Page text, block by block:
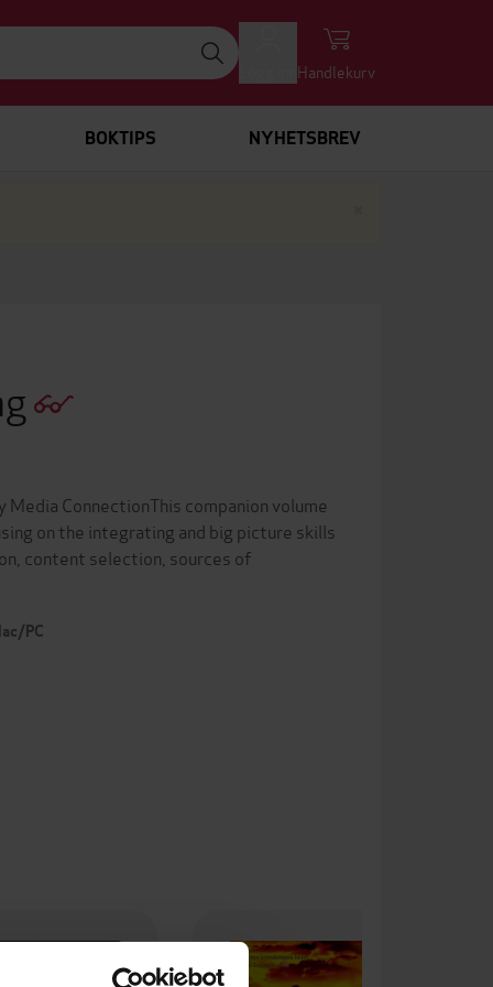
Handlekurv
BOKTIPS NYHETSBREV
ConnectionThis companion volume
on the integrating and big picture skills
content selection, sources of
PC